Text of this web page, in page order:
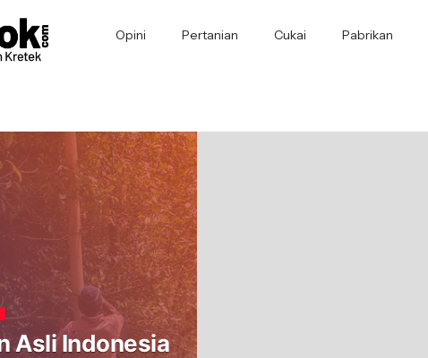
Opini Pertanian Cukai Pabrikan
Asli Indonesia